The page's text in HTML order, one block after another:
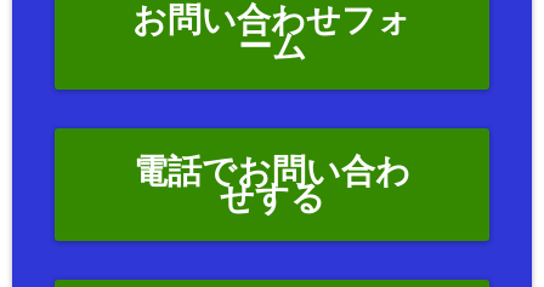
お問い合わせフォ
ーム
電話でお問い合わ
せする